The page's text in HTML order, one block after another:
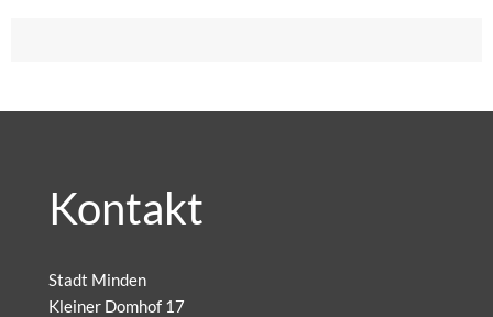
Kontakt
Stadt Minden
Kleiner Domhof 17